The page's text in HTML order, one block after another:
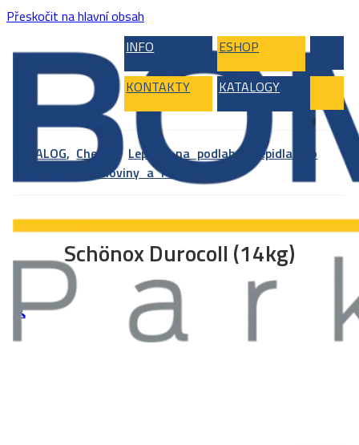
Přeskočit na hlavní obsah
INFO
ESHOP
KONTAKTY KATALOGY
KATALOG, Chemie , Lepidla na podlahy
Lepidla pro
elastické podlahoviny a PVC
Schönox Durocoll (14kg)
🔍